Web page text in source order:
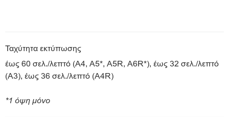
Ταχύτητα εκτύπωσης
έως 60 σελ./λεπτό (A4, A5*, A5R, A6R*), έως 32 σελ./λεπτό
(A3), έως 36 σελ./λεπτό (A4R)
*1 όψη μόνο